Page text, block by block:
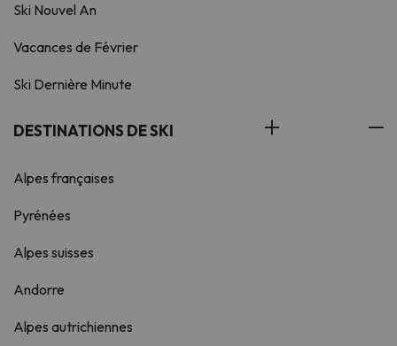
Ski Nouvel An
Vacances de Février
Ski Dernière Minute
DESTINATIONS DE SKI
Alpes françaises
Pyrénées
Alpes suisses
Andorre
Alpes autrichiennes